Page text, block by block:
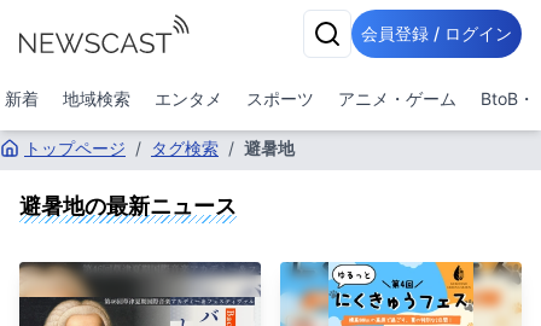
会員登録 / ログイン
新着 地域検索 エンタメ スポーツ アニメ・ゲーム BtoB・
トップページ / タグ検索 / 避暑地
避暑地の最新ニュース